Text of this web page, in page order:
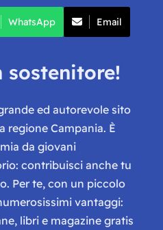
WhatsApp Email
sostenitore!
ed autorevole sito
regione Campania. È
da giovani
contribuisci anche tu
Per te, con un piccolo
vantaggi:
libri e magazine gratis